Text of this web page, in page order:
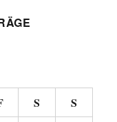
S S